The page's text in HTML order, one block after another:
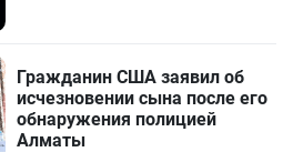
Гражданин США заявил об
исчезновении сына после его
обнаружения полицией
Алматы